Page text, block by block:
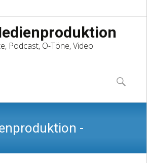
Podcast, O-Töne, Video
to
content
Suchen
nach:
-